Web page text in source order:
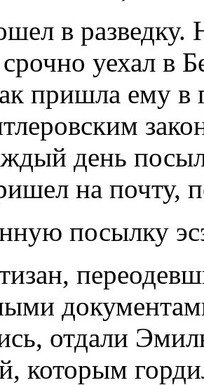
в
срочно уехал
пришла ему в
день
на почту,
посылку
отдали
которым